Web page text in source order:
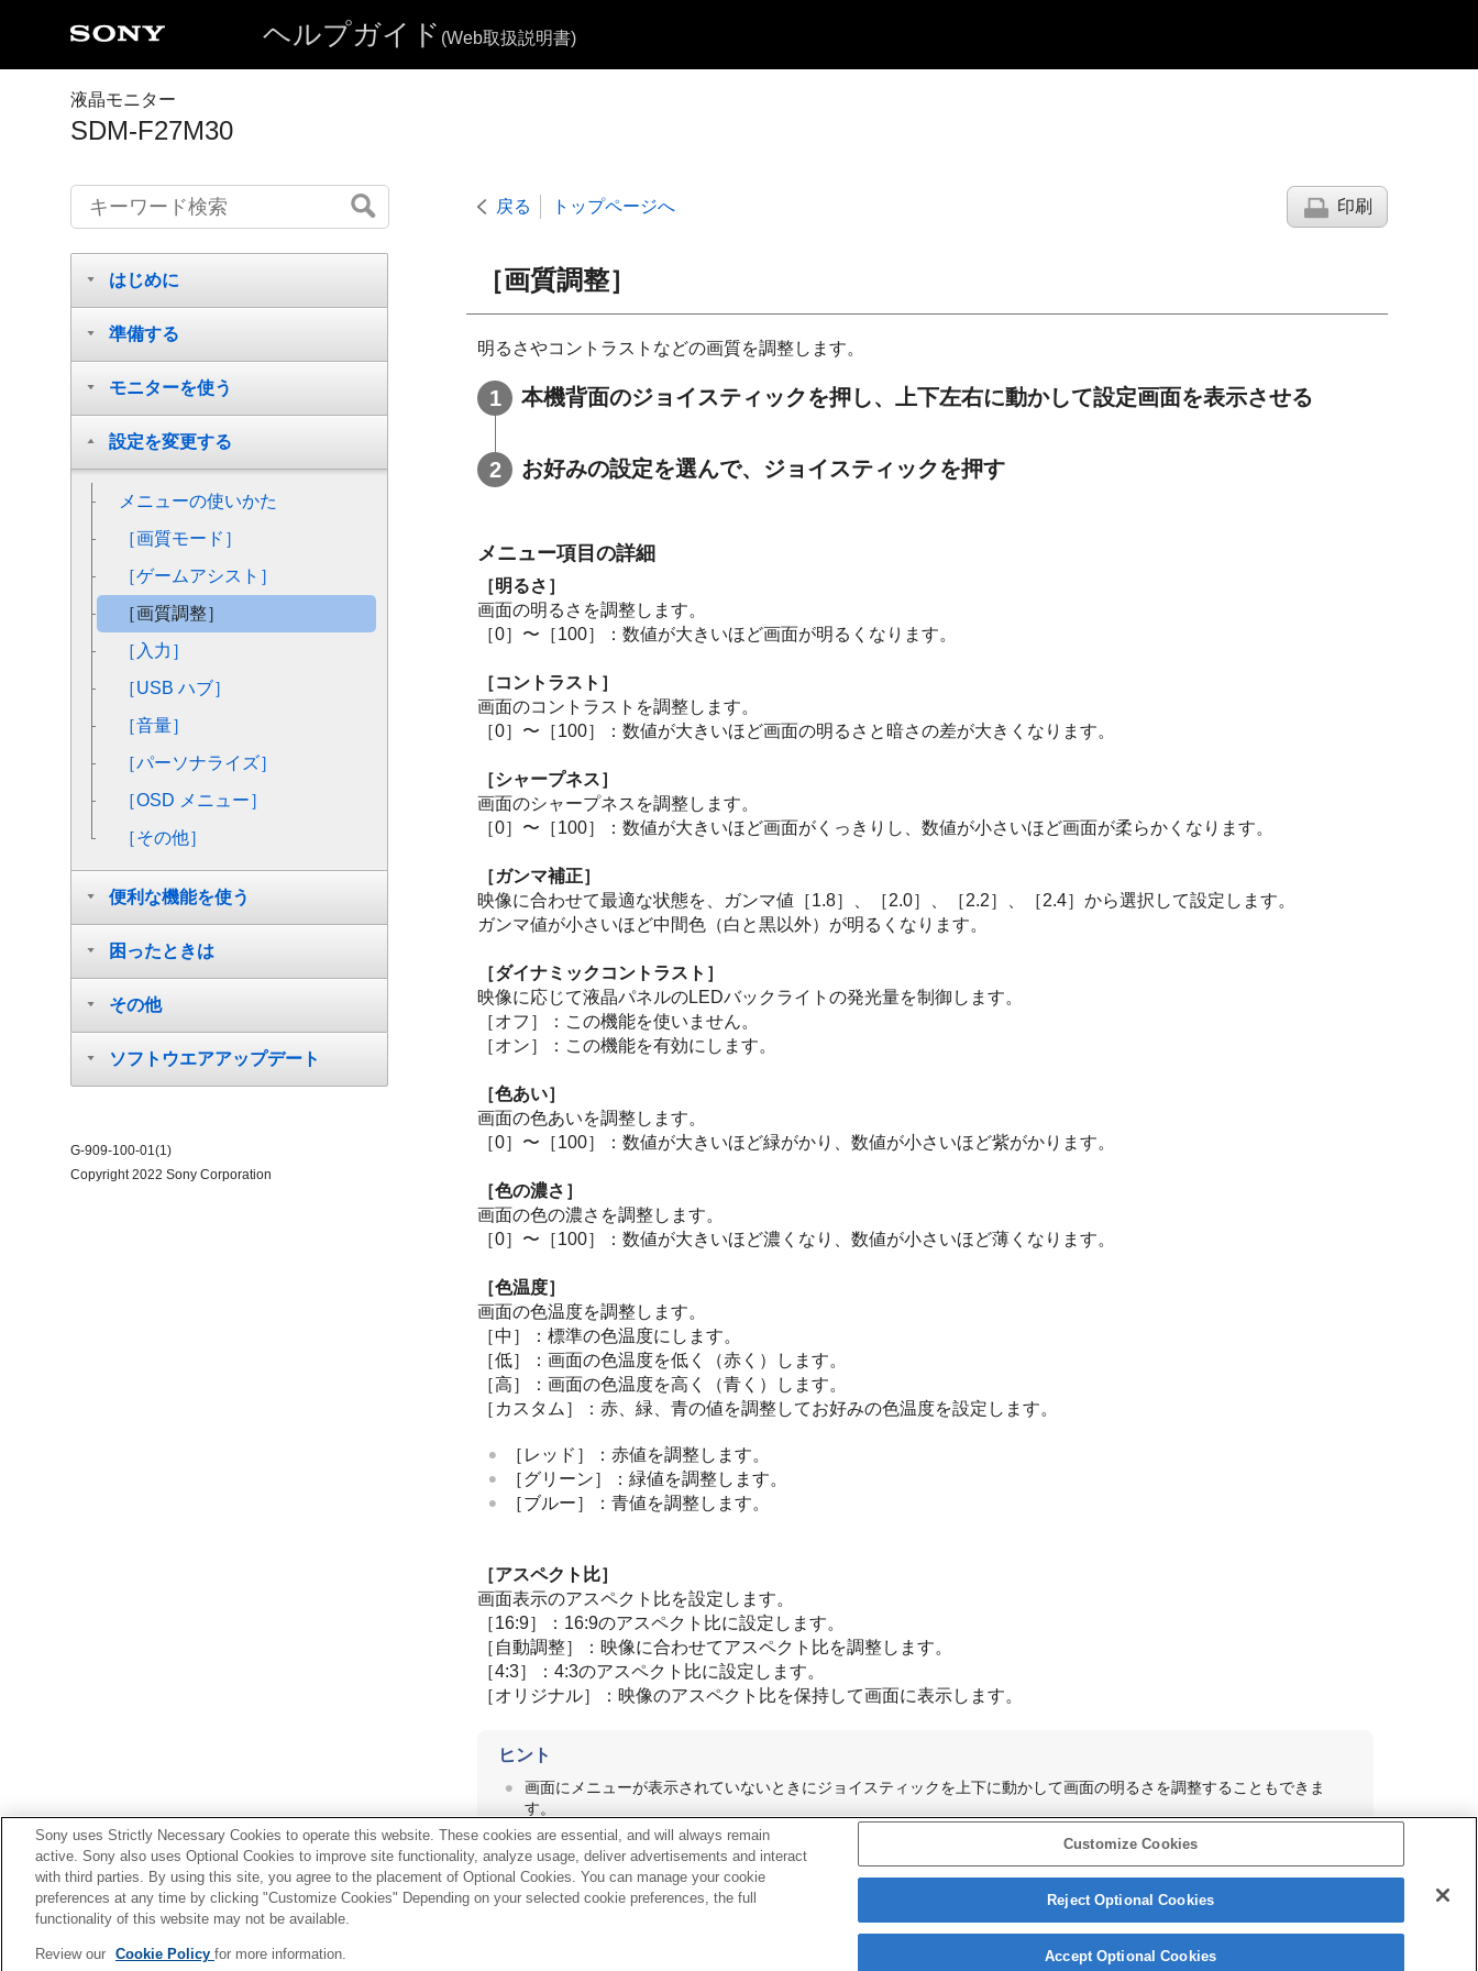
ヘルプガイド (Web取扱説明書)
液晶モニター
SDM-F27M30
戻る トップページへ 印刷
［画質調整］
明るさやコントラストなどの画質を調整します。
本機背面のジョイスティックを押し、上下左右に動かして設定画面を表示させる
お好みの設定を選んで、ジョイスティックを押す
メニュー項目の詳細
［明るさ］
画面の明るさを調整します。
［0］〜［100］：数値が大きいほど画面が明るくなります。
［コントラスト］
画面のコントラストを調整します。
［0］〜［100］：数値が大きいほど画面の明るさと暗さの差が大きくなります。
［シャープネス］
画面のシャープネスを調整します。
［0］〜［100］：数値が大きいほど画面がくっきりし、数値が小さいほど画面が柔らかくなります。
［ガンマ補正］
映像に合わせて最適な状態を、ガンマ値［1.8］、［2.0］、［2.2］、［2.4］から選択して設定します。
ガンマ値が小さいほど中間色（白と黒以外）が明るくなります。
［ダイナミックコントラスト］
映像に応じて液晶パネルのLEDバックライトの発光量を制御します。
［オフ］
：この機能を使いません。
［オン］
：この機能を有効にします。
［色あい］
画面の色あいを調整します。
［0］〜［100］：数値が大きいほど緑がかり、数値が小さいほど紫がかります。
［色の濃さ］
画面の色の濃さを調整します。
［0］〜［100］：数値が大きいほど濃くなり、数値が小さいほど薄くなります。
［色温度］
画面の色温度を調整します。
［中］
：標準の色温度にします。
［低］
：画面の色温度を低く（赤く）します。
［高］
：画面の色温度を高く（青く）します。
［カスタム］
：赤、緑、青の値を調整してお好みの色温度を設定します。
［レッド］
：赤値を調整します。
［グリーン］
：緑値を調整します。
［ブルー］
：青値を調整します。
［アスペクト比］
画面表示のアスペクト比を設定します。
［16:9］：16:9のアスペクト比に設定します。
［自動調整］
：映像に合わせてアスペクト比を調整します。
［4:3］：4:3のアスペクト比に設定します。
［オリジナル］
：映像のアスペクト比を保持して画面に表示します。
ヒント
画面にメニューが表示されていないときにジョイスティックを上下に動かして画面の明るさを調整することもできま
す。
HDR信号フォーマットのときは、［明るさ］
このページの先頭へ
はじめに
準備する
モニターを使う
設定を変更する
メニューの使いかた
［画質モード］
［ゲームアシスト］
［画質調整］
［入力］
［USB ハブ］
［音量］
［パーソナライズ］
［OSD メニュー］
［その他］
便利な機能を使う
困ったときは
その他
ソフトウエアアップデート
G-909-100-01(1)
Copyright 2022 Sony Corporation
Sony uses Strictly Necessary Cookies to operate this website. These cookies are essential, and will always remain
active. Sony also uses Optional Cookies to improve site functionality, analyze usage, deliver advertisements and interact
with third parties. By using this site, you agree to the placement of Optional Cookies. You can manage your cookie
preferences at any time by clicking "Customize Cookies" Depending on your selected cookie preferences, the full
functionality of this website may not be available.
Review our Cookie Policy for more information.
Customize Cookies
Reject Optional Cookies
Accept Optional Cookies